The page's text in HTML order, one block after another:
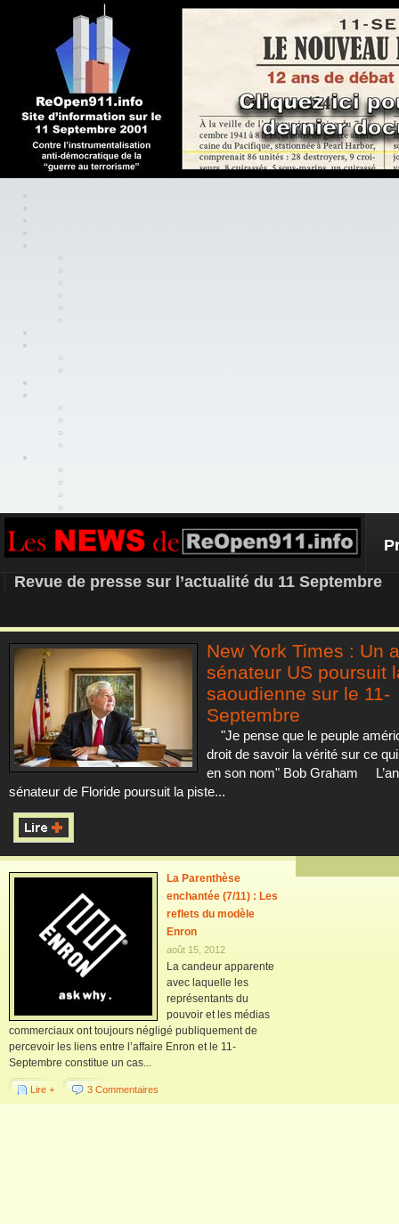
REOPEN911 – NEWS
Revue de presse sur l’actualité du 11 Septembre
New York Times : Un
sénateur US poursuit
saoudienne sur le 11-
Septembre
"Je pense que le peuple
droit de savoir la vérité sur ce
en son nom" Bob Graham
sénateur de Floride poursuit la piste...
La Parenthèse
enchantée (7/11) : Les
reflets du modèle
Enron
août 15, 2012
La candeur apparente
avec laquelle les
représentants du
pouvoir et les médias
commerciaux ont toujours négligé publiquement de
percevoir les liens entre l’affaire Enron et le 11-
Septembre constitue un cas...
Lire + 3 Commentaires